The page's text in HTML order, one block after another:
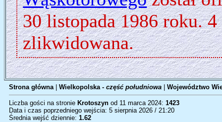
30 listopada 1986 roku.
zlikwidowana.
Strona główna| Wielkopolska - część południowa Województwo
Liczba gości na stronie Krotoszyn od 11 marca 2024: 1423
Data i czas poprzedniego wejścia: 5 sierpnia 2026 / 21:20
Średnia wejść dziennie: 1.62